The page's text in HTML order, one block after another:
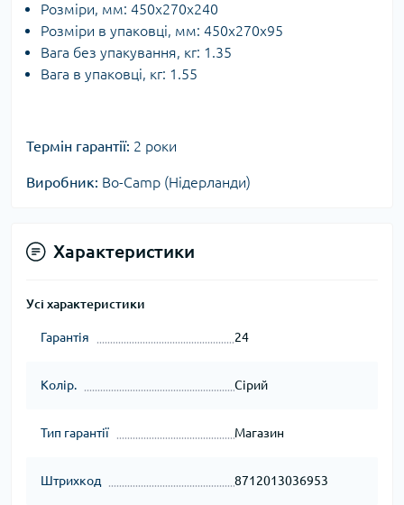
Розміри, мм: 450х270х240
Розміри в упаковці, мм: 450x270х95
Вага без упакування, кг: 1.35
Вага в упаковці, кг: 1.55
Термін гарантії: 2 роки
Виробник: Bo-Camp (Нідерланди)
Характеристики
Усі характеристики
Гарантія 24
Колір. Сірий
Тип гарантії Магазин
Штрихкод 8712013036953